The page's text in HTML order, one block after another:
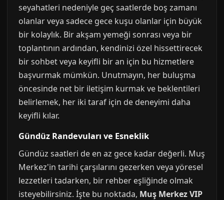
seyahatleri nedeniyle geç saatlerde boş zamanı
olanlar veya sadece gece kuşu olanlar için büyük
bir kolaylık. Bir akşam yemeği sonrası veya bir
toplantının ardından, kendinizi özel hissettirecek
bir sohbet veya keyifli bir an için bu hizmetlere
başvurmak mümkün. Unutmayın, her buluşma
öncesinde net bir iletişim kurmak ve beklentileri
belirlemek, her iki taraf için de deneyimi daha
keyifli kılar.
Gündüz Randevuları ve Esneklik
Gündüz saatleri de en az gece kadar değerli. Muş
Merkez'in tarihi çarşılarını gezerken veya yöresel
lezzetleri tadarken, bir rehber eşliğinde olmak
isteyebilirsiniz. İşte bu noktada, Muş Merkez VIP